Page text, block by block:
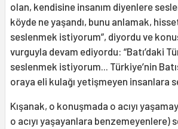
olan, kendisine insanım diyenlere
köyde ne yaşandı, bunu anlamak,
seslenmek istiyorum”, diyordu ve
vurguyla devam ediyordu: “Batı’daki
seslenmek istiyorum... Türkiye’nin
oraya eli kulağı yetişmeyen insanlara
Kışanak, o konuşmada o acıyı
o acıyı yaşayanlara benzemeyenlere)